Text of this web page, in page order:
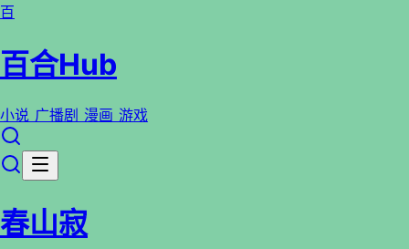
百
百合Hub
小说 广播剧 漫画 游戏
春山寂